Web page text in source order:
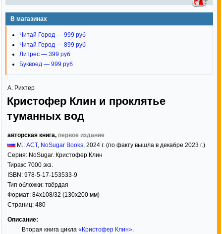
В магазинах
Читай Город — 999 руб
Читай Город — 899 руб
Литрес — 399 руб
Буквоед — 999 руб
А. Рихтер
Кристофер Клин и проклятье
туманных вод
авторская книга, первое издание
М.: АСТ, NoSugar Books, 2024 г. (по факту вышла в декабре 2023 г.)
Серия: NoSugar. Кристофер Клин
Тираж: 7000 экз.
ISBN: 978-5-17-153533-9
Тип обложки: твёрдая
Формат: 84x108/32 (130x200 мм)
Страниц: 480
Описание:
Вторая книга цикла «Кристофер Клин».